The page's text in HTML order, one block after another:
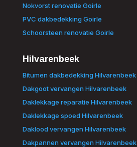
Nokvorst renovatie Goirle
PVC dakbedekking Goirle
Schoorsteen renovatie Goirle
Hilvarenbeek
Bitumen dakbedekking Hilvarenbeek
Dakgoot vervangen Hilvarenbeek
Daklekkage reparatie Hilvarenbeek
Daklekkage spoed Hilvarenbeek
Daklood vervangen Hilvarenbeek
Dakpannen vervangen Hilvarenbeek